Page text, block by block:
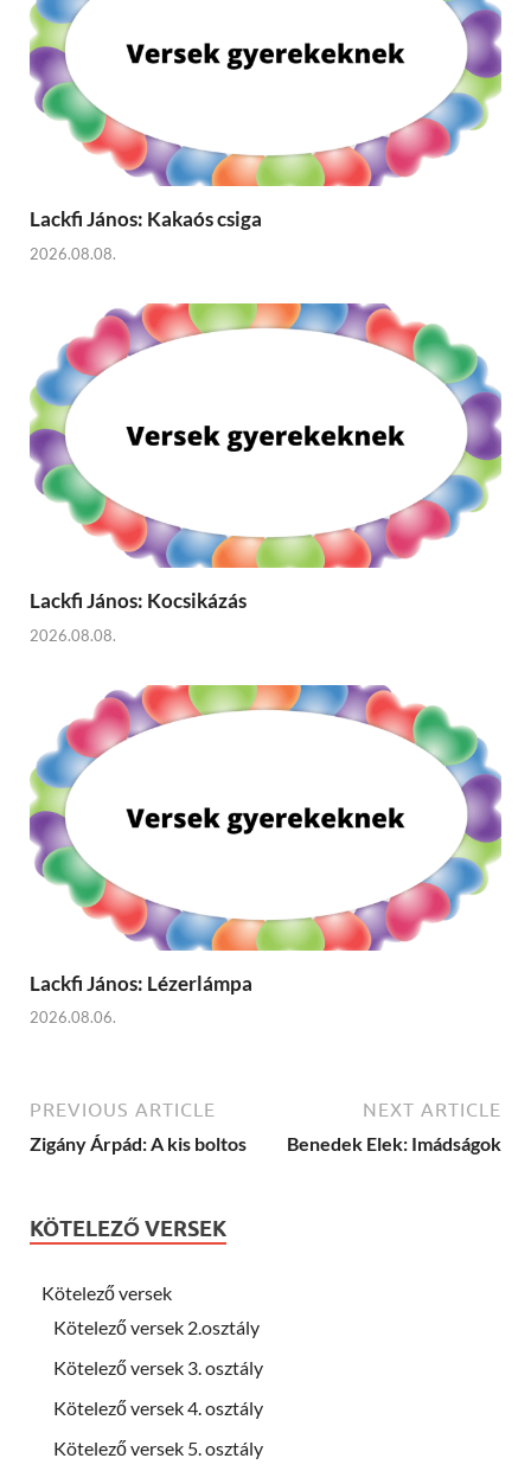
Lackfi János: Kakaós csiga
2026.08.08.
Lackfi János: Kocsikázás
2026.08.08.
Lackfi János: Lézerlámpa
2026.08.06.
PREVIOUS ARTICLE
Zigány Árpád: A kis boltos
NEXT ARTICLE
Benedek Elek: Imádságok
KÖTELEZŐ VERSEK
Kötelező versek
Kötelező versek 2.osztály
Kötelező versek 3. osztály
Kötelező versek 4. osztály
Kötelező versek 5. osztály